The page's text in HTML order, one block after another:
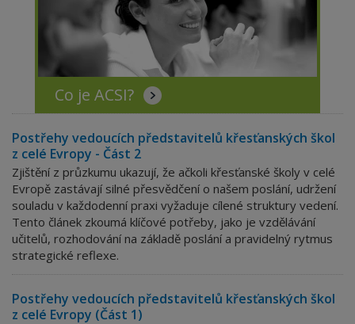
Co je ACSI?
Postřehy vedoucích představitelů křesťanských škol
z celé Evropy - Část 2
Zjištění z průzkumu ukazují, že ačkoli křesťanské školy v celé
Evropě zastávají silné přesvědčení o našem poslání, udržení
souladu v každodenní praxi vyžaduje cílené struktury vedení.
Tento článek zkoumá klíčové potřeby, jako je vzdělávání
učitelů, rozhodování na základě poslání a pravidelný rytmus
strategické reflexe.
Postřehy vedoucích představitelů křesťanských škol
z celé Evropy (Část 1)